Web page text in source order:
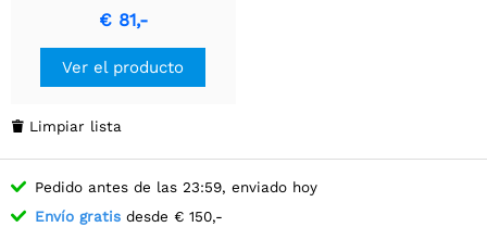
fotoacústica Sparkfun -
PASCO2V01 (Qwiic)
€ 81,-
Ver el producto
 Limpiar lista
Pedido antes de las 23:59, enviado hoy
Envío gratis desde € 150,-